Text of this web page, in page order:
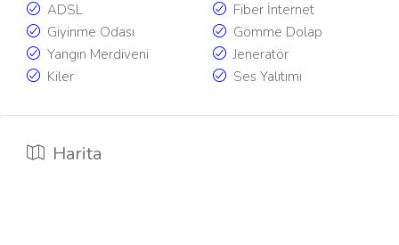
ADSL
Fiber İnternet
Giyinme Odası
Gömme Dolap
Yangın Merdiveni
Jeneratör
Kiler
Ses Yalıtımı
Harita